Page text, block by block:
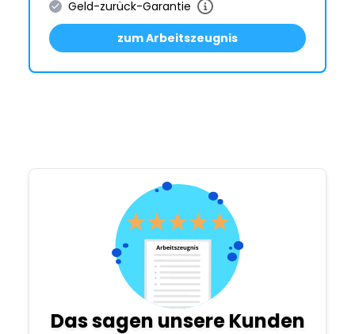
Geld-zurück-Garantie
zum Arbeitszeugnis
Das sagen unsere Kunden